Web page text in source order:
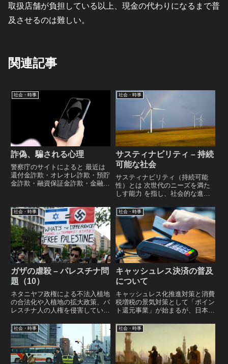
取扱店舗が負担している以上、現金の代わりになるまで普
及させるのは難しい。
関連記事
社会・時事
詐偽、騙される心理
警察庁のサイトによると 最近は
還付金詐欺・オレオレ詐欺・預貯
金詐欺・融資保証金詐欺・金融商
師は人の欲求や感情などの心理的
な要素を悪用し、心理的なテクニ
ックを駆使して被害者を騙してい
る。
社会・時事
サスティナビリティ – 持続
可能な社会
サスティナビリティ（持続可能
性）とは 次世代のニーズを満た
しす能力 を指し、社会的な進
が調和した 経済的な発展と社会
的な進歩を追求しつつ、環境の保
護と生態系の維持を重視する持続
可能な社会を目指している。
社会・時事
ガザの虐殺 – パレスチナ問
題（10）
ネタニヤフ政権による不法入植地
の合法化や入植地の拡大政策、パ
レスチナ人の人権を侵害している
10月7日にハマスはイスラエルに
侵攻し、民間人766人を含む1139
人を殺害、約240人を人質に取
り、 イスラエルは報復としてガ
ザ地区の空爆を開始する。
社会・時事
キャッシュレス決済の普及
について
キャッシュレス化推進対策と消費
税増税の景気対策として「ポイン
ト還元事業」が始まるが、日本に
い事情と、キャッシュレス決済の
割合が９０％近く韓国・中国の状
況など、キャッシュレス決済の普
及に関するレポート。
社会・時事 社会・時事